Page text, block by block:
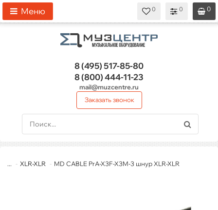
0
0
0
Меню
8 (495)517-85-80
8 (800)444-11-23
mail@muzcentre.ru
Заказать звонок
... XLR-XLR MD CABLE PrA-X3F-X3M-3 шнур XLR-XLR